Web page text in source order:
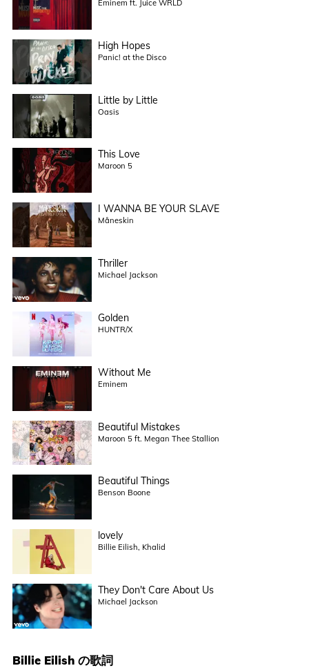
Eminem ft. Juice WRLD
High Hopes
Panic! at the Disco
Little by Little
Oasis
This Love
Maroon 5
I WANNA BE YOUR SLAVE
Måneskin
Thriller
Michael Jackson
Golden
HUNTR/X
Without Me
Eminem
Beautiful Mistakes
Maroon 5 ft. Megan Thee Stallion
Beautiful Things
Benson Boone
lovely
Billie Eilish, Khalid
They Don't Care About Us
Michael Jackson
Billie Eilishの歌詞